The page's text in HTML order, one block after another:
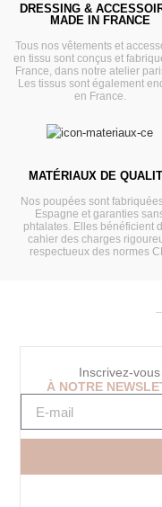
DRESSING &
MADE IN FRANCE
Tous nos vêtements et
en tissu sont conçus et
France, dans notre atelier
Les tissus sont également
en France.
MATÉRIAUX DE
Nos poupées sont
Espagne et garanties
phtalates. Elles bénéficient
cahier des charges
respectueux des normes
Inscrivez-vous
À NOTRE